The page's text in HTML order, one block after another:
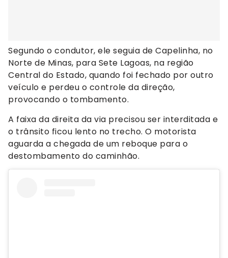
Segundo o condutor, ele seguia de Capelinha, no
Norte de Minas, para Sete Lagoas, na região
Central do Estado, quando foi fechado por outro
veículo e perdeu o controle da direção,
provocando o tombamento.
A faixa da direita da via precisou ser interditada e
o trânsito ficou lento no trecho. O motorista
aguarda a chegada de um reboque para o
destombamento do caminhão.